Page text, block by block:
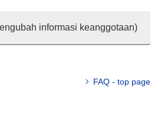
informasi keanggotaan)
FAQ - top page